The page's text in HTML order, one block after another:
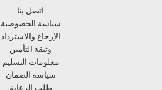
اتصل بنا
سياسة الخصوصية
الإرجاع والاسترداد
وثيقة التأمين
معلومات التسليم
سياسة الضمان
طلب الرعاية